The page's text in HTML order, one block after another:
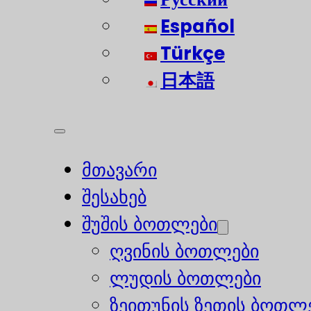
Español
Türkçe
日本語
მთავარი
შესახებ
შუშის ბოთლები
ღვინის ბოთლები
ლუდის ბოთლები
ზეითუნის ზეთის